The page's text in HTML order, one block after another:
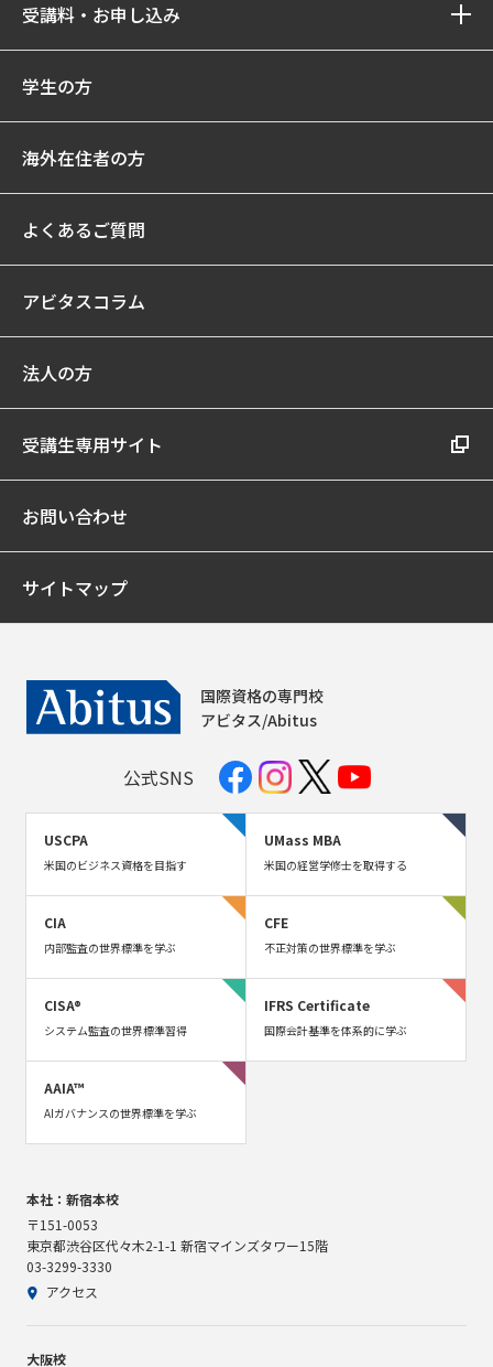
受講料・お申し込み
学生の方
海外在住者の方
よくあるご質問
アビタスコラム
法人の方
受講生専用サイト
お問い合わせ
サイトマップ
国際資格の専門校
アビタス/Abitus
公式SNS
USCPA
米国のビジネス資格を目指す
UMass MBA
米国の経営学修士を取得する
CIA
内部監査の世界標準を学ぶ
CFE
不正対策の世界標準を学ぶ
CISA®
システム監査の世界標準習得
IFRS Certificate
国際会計基準を体系的に学ぶ
AAIA™
AIガバナンスの世界標準を学ぶ
本社：新宿本校
〒151-0053
東京都渋谷区代々木2-1-1 新宿マインズタワー15階
03-3299-3330
アクセス
大阪校